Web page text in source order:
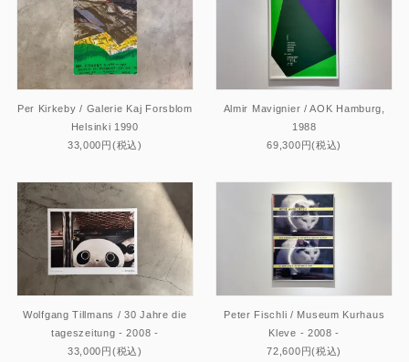
Per Kirkeby / Galerie Kaj Forsblom
Helsinki 1990
33,000円(税込)
Almir Mavignier / AOK Hamburg,
1988
69,300円(税込)
Wolfgang Tillmans / 30 Jahre die
tageszeitung - 2008 -
33,000円(税込)
Peter Fischli / Museum Kurhaus
Kleve - 2008 -
72,600円(税込)